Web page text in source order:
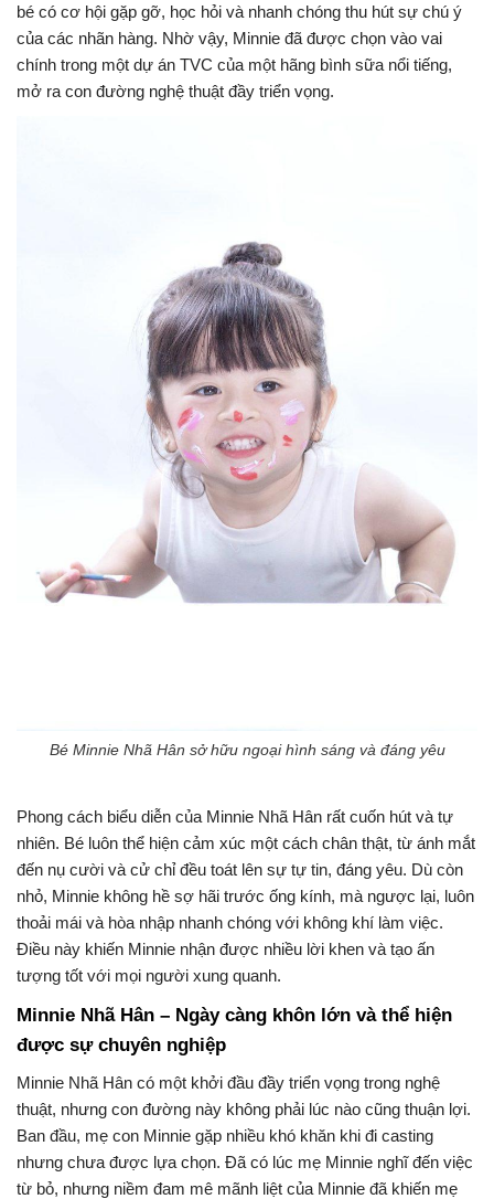
bé có cơ hội gặp gỡ, học hỏi và nhanh chóng thu hút sự chú ý
của các nhãn hàng. Nhờ vậy, Minnie đã được chọn vào vai
chính trong một dự án TVC của một hãng bình sữa nổi tiếng,
mở ra con đường nghệ thuật đầy triển vọng.
Bé Minnie Nhã Hân sở hữu ngoại hình sáng và đáng yêu
Phong cách biểu diễn của Minnie Nhã Hân rất cuốn hút và tự
nhiên. Bé luôn thể hiện cảm xúc một cách chân thật, từ ánh mắt
đến nụ cười và cử chỉ đều toát lên sự tự tin, đáng yêu. Dù còn
nhỏ, Minnie không hề sợ hãi trước ống kính, mà ngược lại, luôn
thoải mái và hòa nhập nhanh chóng với không khí làm việc.
Điều này khiến Minnie nhận được nhiều lời khen và tạo ấn
tượng tốt với mọi người xung quanh.
Minnie Nhã Hân – Ngày càng khôn lớn và thể hiện
được sự chuyên nghiệp
Minnie Nhã Hân có một khởi đầu đầy triển vọng trong nghệ
thuật, nhưng con đường này không phải lúc nào cũng thuận lợi.
Ban đầu, mẹ con Minnie gặp nhiều khó khăn khi đi casting
nhưng chưa được lựa chọn. Đã có lúc mẹ Minnie nghĩ đến việc
từ bỏ, nhưng niềm đam mê mãnh liệt của Minnie đã khiến mẹ